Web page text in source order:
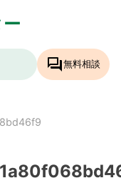
forum無料相談